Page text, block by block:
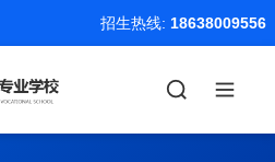
招生热线: 18638009556